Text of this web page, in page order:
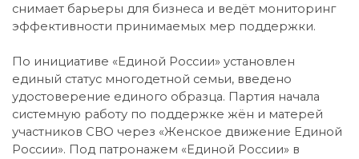
снимает барьеры для бизнеса и ведёт мониторинг
эффективности принимаемых мер поддержки.
По инициативе «Единой России» установлен
единый статус многодетной семьи, введено
удостоверение единого образца. Партия начала
системную работу по поддержке жён и матерей
участников СВО через «Женское движение Единой
России». Под патронажем «Единой России» в